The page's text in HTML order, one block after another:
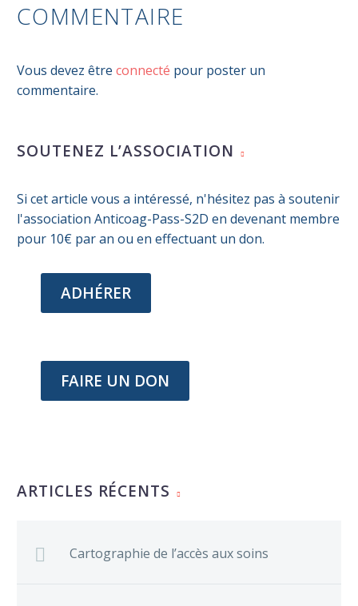
COMMENTAIRE
Vous devez être connecté pour poster un
commentaire.
SOUTENEZ L’ASSOCIATION
Si cet article vous a intéressé, n'hésitez pas à soutenir
l'association Anticoag-Pass-S2D en devenant membre
pour 10€ par an ou en effectuant un don.
ADHÉRER
FAIRE UN DON
ARTICLES RÉCENTS
Cartographie de l’accès aux soins